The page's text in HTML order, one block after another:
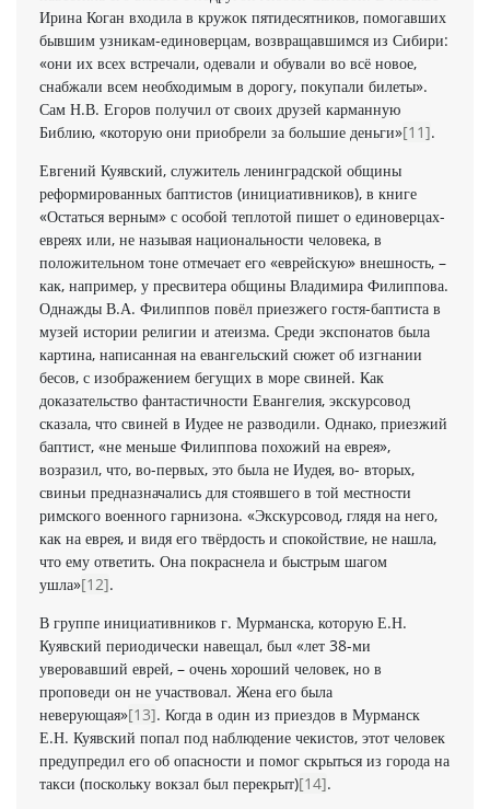
Ирина Коган входила в кружок пятидесятников, помогавших
бывшим узникам-единоверцам, возвращавшимся из Сибири:
«они их всех встречали, одевали и обували во всё новое,
снабжали всем необходимым в дорогу, покупали билеты».
Сам Н.В. Егоров получил от своих друзей карманную
Библию, «которую они приобрели за большие деньги»[11].
Евгений Куявский, служитель ленинградской общины
реформированных баптистов (инициативников), в книге
«Остаться верным» с особой теплотой пишет о единоверцах-
евреях или, не называя национальности человека, в
положительном тоне отмечает его «еврейскую» внешность, –
как, например, у пресвитера общины Владимира Филиппова.
Однажды В.А. Филиппов повёл приезжего гостя-баптиста в
музей истории религии и атеизма. Среди экспонатов была
картина, написанная на евангельский сюжет об изгнании
бесов, с изображением бегущих в море свиней. Как
доказательство фантастичности Евангелия, экскурсовод
сказала, что свиней в Иудее не разводили. Однако, приезжий
баптист, «не меньше Филиппова похожий на еврея»,
возразил, что, во-первых, это была не Иудея, во- вторых,
свиньи предназначались для стоявшего в той местности
римского военного гарнизона. «Экскурсовод, глядя на него,
как на еврея, и видя его твёрдость и спокойствие, не нашла,
что ему ответить. Она покраснела и быстрым шагом
ушла»[12].
В группе инициативников г. Мурманска, которую Е.Н.
Куявский периодически навещал, был «лет 38-ми
уверовавший еврей, – очень хороший человек, но в
проповеди он не участвовал. Жена его была
неверующая»[13]. Когда в один из приездов в Мурманск
Е.Н. Куявский попал под наблюдение чекистов, этот человек
предупредил его об опасности и помог скрыться из города на
такси (поскольку вокзал был перекрыт)[14].